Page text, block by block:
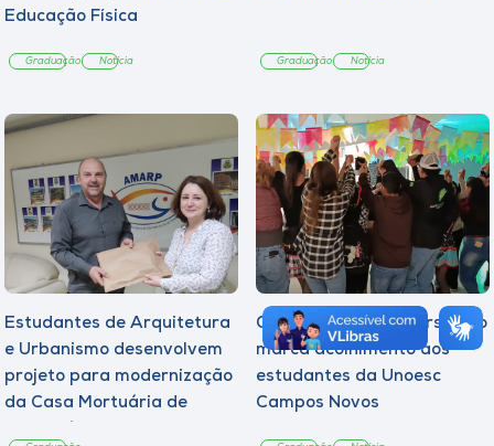
Educação Física
Graduação Notícia Graduação Notícia
Estudantes de Arquitetura
e Urbanismo desenvolvem
projeto para modernização
da Casa Mortuária de
Quarto Arraiá Universitário
marca acolhimento aos
estudantes da Unoesc
Campos Novos